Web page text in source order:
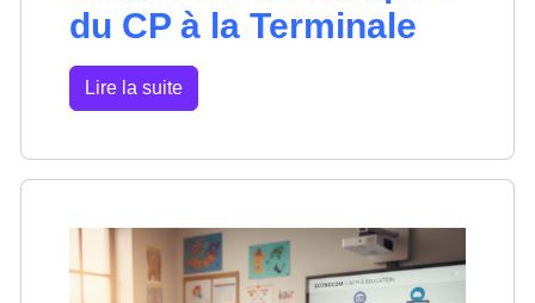
du CP à la Terminale
Lire la suite